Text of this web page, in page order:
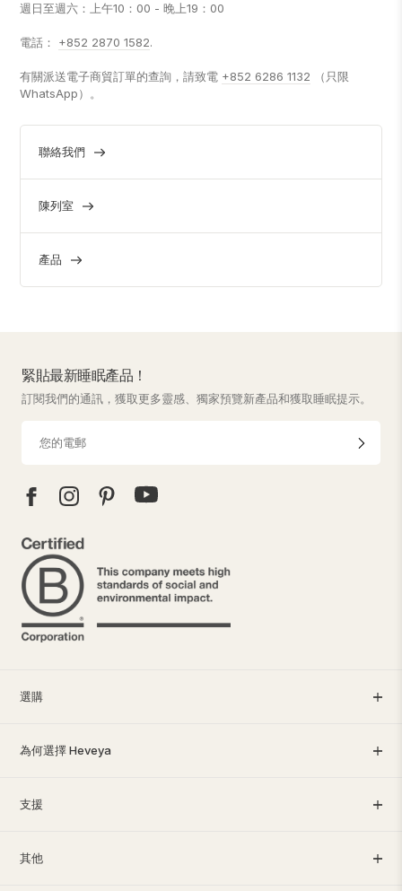
週日至週六：上午10：00 - 晚上19：00
電話： +852 2870 1582.
有關派送電子商貿訂單的查詢，請致電 +852 6286 1132 （只限
WhatsApp）。
聯絡我們
陳列室
產品
緊貼最新睡眠產品！
訂閱我們的通訊，獲取更多靈感、獨家預覽新產品和獲取睡眠提示。
選購
為何選擇 Heveya
支援
其他